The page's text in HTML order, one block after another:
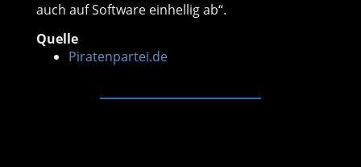
auch auf Software einhellig ab“.
Quelle
Piratenpartei.de